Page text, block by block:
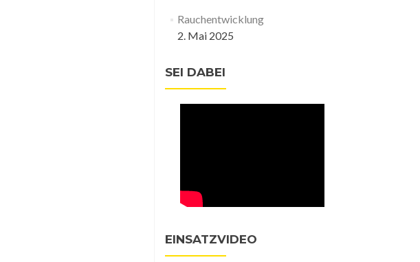
Rauchentwicklung
2. Mai 2025
SEI DABEI
EINSATZVIDEO